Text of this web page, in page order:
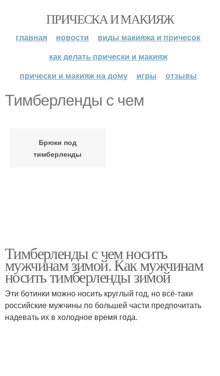
ПРИЧЕСКА И МАКИЯЖ
главная новости
виды макияжа и причесок
как делать прически и макияж
прически и макияж на дому
игры отзывы
Тимберленды с чем
Брюки под
тимберленды
Тимберленды с чем носить
мужчинам зимой. Как мужчинам
носить тимберленды зимой
Эти ботинки можно носить круглый год, но всё-таки
российские мужчины по большей части предпочитать
надевать их в холодное время года.